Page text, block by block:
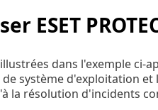
ESET
dans l'exemple
système d'exploitation
la résolution d'incidents